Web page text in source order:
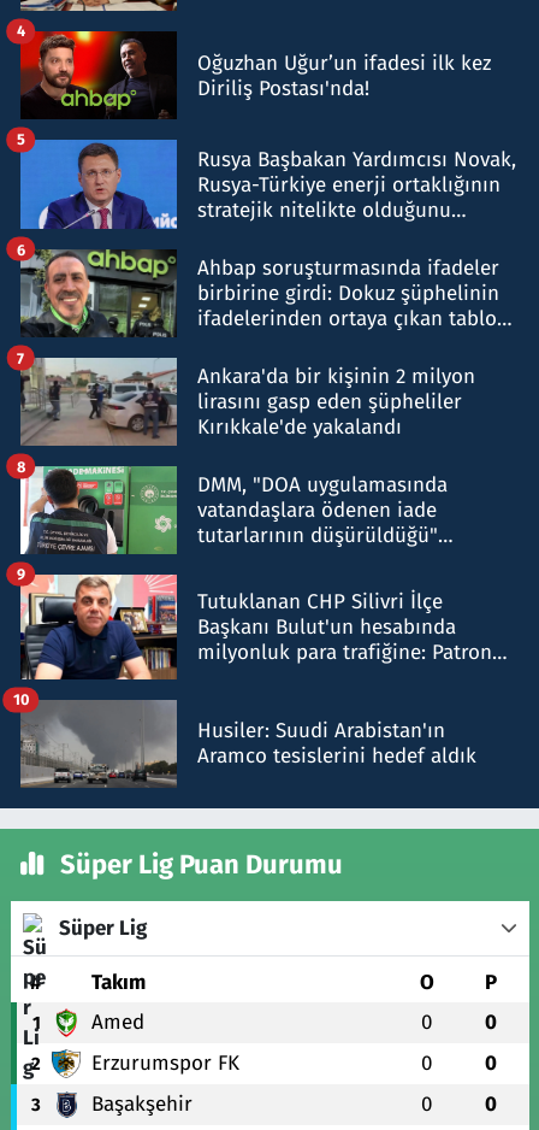
Oğuzhan Uğur’un ifadesi ilk kez
Diriliş Postası'nda!
4
Rusya Başbakan Yardımcısı Novak,
Rusya-Türkiye enerji ortaklığının
stratejik nitelikte olduğunu
5
Ahbap soruşturmasında ifadeler
birbirine girdi: Dokuz şüphelinin
ifadelerinden ortaya çıkan tablo
6
Ankara'da bir kişinin 2 milyon
lirasını gasp eden şüpheliler
Kırıkkale'de yakalandı
7
DMM, "DOA uygulamasında
vatandaşlara ödenen iade
tutarlarının düşürüldüğü"
8
Tutuklanan CHP Silivri İlçe
Başkanı Bulut'un hesabında
milyonluk para trafiğine: Patron
9
Husiler: Suudi Arabistan'ın
Aramco tesislerini hedef aldık
10
Süper Lig Puan Durumu
Süper Lig
# Takım O P
1 Amed 0 0
2 Erzurumspor FK 0 0
3 Başakşehir 0 0